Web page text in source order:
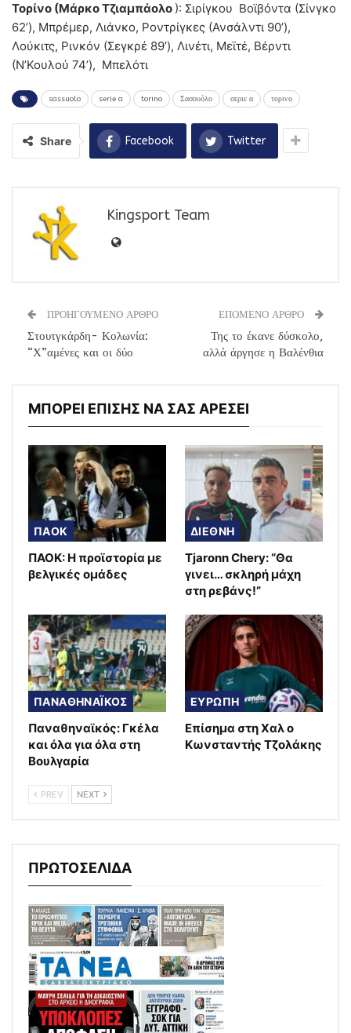
Τορίνο (Μάρκο Τζιαμπάολο ): Σιρίγκου Βοϊβόντα (Σίνγκο
62’), Μπρέμερ, Λιάνκο, Ροντρίγκες (Ανσάλντι 90’),
Λούκιτς, Ρινκόν (Σεγκρέ 89’), Λινέτι, Μεϊτέ, Βέρντι
(Ν’Κουλού 74’), Μπελότι
sassuolo serie a torino Σασουόλο σεριε α τορινο
Share Facebook Twitter
Kingsport Team
ΠΡΟΗΓΟΥΜΕΝΟ ΑΡΘΡΟ
Στουτγκάρδη- Κολωνία:
“Χ”αμένες και οι δύο
ΕΠΟΜΕΝΟ ΑΡΘΡΟ
Της το έκανε δύσκολο,
αλλά άργησε η Βαλένθια
ΜΠΟΡΕΙ ΕΠΙΣΗΣ ΝΑ ΣΑΣ ΑΡΕΣΕΙ
ΠΑΟΚ
ΠΑΟΚ: Η προϊστορία με
βελγικές ομάδες
ΔΙΕΘΝΗ
Tjaronn Chery: “Θα
γινει… σκληρή μάχη
στη ρεβάνς!”
ΠΑΝΑΘΗΝΑΪΚΟΣ
Παναθηναϊκός: Γκέλα
και όλα για όλα στη
Βουλγαρία
ΕΥΡΩΠΗ
Επίσημα στη Χαλ ο
Κωνσταντής Τζολάκης
PREV NEXT
ΠΡΩΤΟΣΕΛΙΔΑ